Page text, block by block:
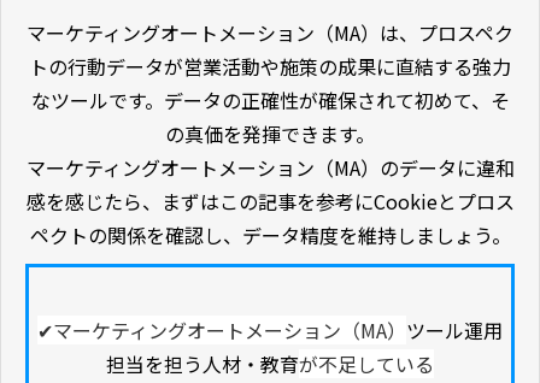
マーケティングオートメーション（MA）は、プロスペク
トの行動データが営業活動や施策の成果に直結する強力
なツールです。データの正確性が確保されて初めて、そ
の真価を発揮できます。
マーケティングオートメーション（MA）のデータに違和
感を感じたら、まずはこの記事を参考にCookieとプロス
ペクトの関係を確認し、データ精度を維持しましょう。
✔マーケティングオートメーション（MA） ツール運用
担当を担う人材・教育が不足している